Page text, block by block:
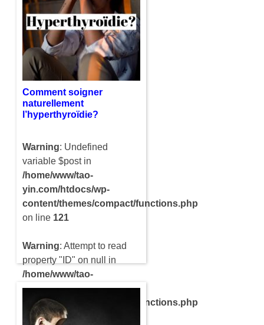
souvent à plusieurs
facteurs. Cela est surtout au
fait que notre esprit a des
nombreuses sollicitations
au cours d’une journée. Au
bout…
Comment soigner
naturellement
l’hyperthyroïdie?
Warning: Undefined
variable $post in
/home/www/tao-
yin.com/htdocs/wp-
content/themes/compact/functions.php
on line 121
Warning: Attempt to read
property "ID" on null in
/home/www/tao-
yin.com/htdocs/wp-
content/themes/compact/functions.php
on line121